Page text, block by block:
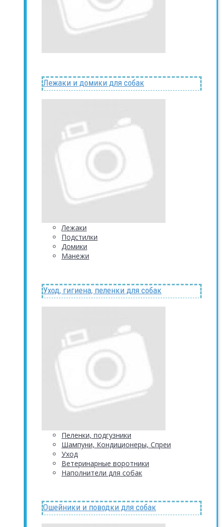
Лежаки и домики для собак
Лежаки
Подстилки
Домики
Манежи
Уход, гигиена, пеленки для собак
Пеленки, подгузники
Шампуни, Кондиционеры, Спреи
Уход
Ветеринарные воротники
Наполнители для собак
Ошейники и поводки для собак